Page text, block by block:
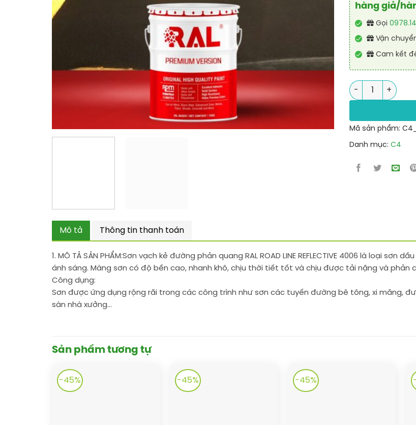
hàng giả/
Gọi
Vận
Cam kết
Sơn vạch kẻ
Mã sản phẩm:
Danh mục: C4
Mô tả Thông tin thanh toán
1. MÔ TẢ SẢN PHẨM:Sơn vạch kẻ đường phản quang RAL ROAD LINE REFLECTIVE 4006 là loại
ánh sáng. Màng sơn có độ bền cao, nhanh khô, chịu thời tiết tốt và chịu được tải nặng và phản
Công dụng:
Sơn được ứng dụng rộng rãi trong các công trình như sơn các tuyến đường bê tông, xi măng,
sàn nhà xưởng…
Sản phẩm tương tự
-45% -45% -45%